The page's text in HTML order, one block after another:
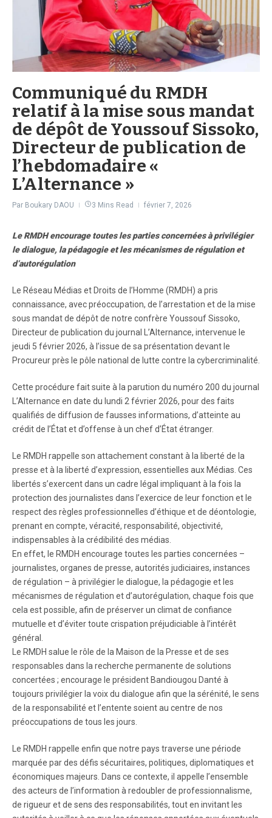
Communiqué du RMDH
relatif à la mise sous mandat
de dépôt de Youssouf Sissoko,
Directeur de publication de
l’hebdomadaire «
L’Alternance »
Par Boukary DAOU 3 Mins Read février 7, 2026
Le RMDH encourage toutes les parties concernées à privilégier
le dialogue, la pédagogie et les mécanismes de régulation et
d’autorégulation
Le Réseau Médias et Droits de l’Homme (RMDH) a pris
connaissance, avec préoccupation, de l’arrestation et de la mise
sous mandat de dépôt de notre confrère Youssouf Sissoko,
Directeur de publication du journal L’Alternance, intervenue le
jeudi 5 février 2026, à l’issue de sa présentation devant le
Procureur près le pôle national de lutte contre la cybercriminalité.
Cette procédure fait suite à la parution du numéro 200 du journal
L’Alternance en date du lundi 2 février 2026, pour des faits
qualifiés de diffusion de fausses informations, d’atteinte au
crédit de l’État et d’offense à un chef d’État étranger.
Le RMDH rappelle son attachement constant à la liberté de la
presse et à la liberté d’expression, essentielles aux Médias. Ces
libertés s’exercent dans un cadre légal impliquant à la fois la
protection des journalistes dans l’exercice de leur fonction et le
respect des règles professionnelles d’éthique et de déontologie,
prenant en compte, véracité, responsabilité, objectivité,
indispensables à la crédibilité des médias.
En effet, le RMDH encourage toutes les parties concernées –
journalistes, organes de presse, autorités judiciaires, instances
de régulation – à privilégier le dialogue, la pédagogie et les
mécanismes de régulation et d’autorégulation, chaque fois que
cela est possible, afin de préserver un climat de confiance
mutuelle et d’éviter toute crispation préjudiciable à l’intérêt
général.
Le RMDH salue le rôle de la Maison de la Presse et de ses
responsables dans la recherche permanente de solutions
concertées ; encourage le président Bandiougou Danté à
toujours privilégier la voix du dialogue afin que la sérénité, le sens
de la responsabilité et l’entente soient au centre de nos
préoccupations de tous les jours.
Le RMDH rappelle enfin que notre pays traverse une période
marquée par des défis sécuritaires, politiques, diplomatiques et
économiques majeurs. Dans ce contexte, il appelle l’ensemble
des acteurs de l’information à redoubler de professionnalisme,
de rigueur et de sens des responsabilités, tout en invitant les